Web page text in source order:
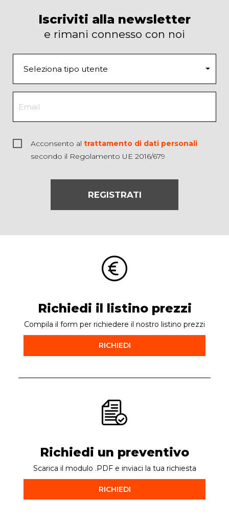
Iscriviti alla newsletter
e rimani connesso con noi
Acconsento al trattamento di dati personali
secondo il Regolamento UE 2016/679
REGISTRATI
Richiedi il listino prezzi
Compila il form per richiedere il nostro listino prezzi
RICHIEDI
Richiedi un preventivo
Scarica il modulo .PDF e inviaci la tua richiesta
RICHIEDI